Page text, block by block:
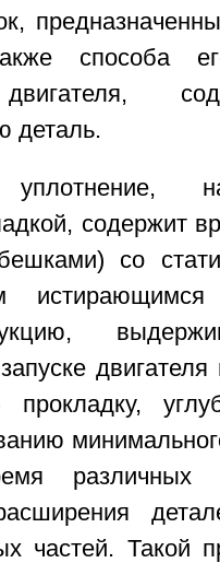
способа
двигателя,
деталь.
уплотнение,
содержит
со
прокладку,
различных
частей. Такой